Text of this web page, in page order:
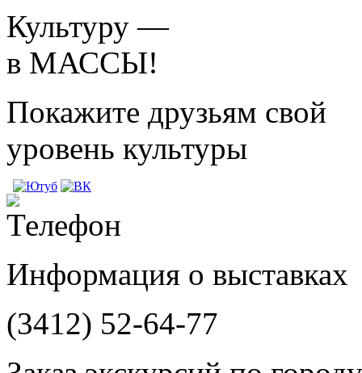
Культуру —
в МАССЫ!
Покажите друзьям свой
уровень культуры
Информация о выставках
(3412) 52-64-77